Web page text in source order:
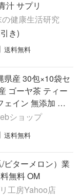
汁 サプリ
健康生活研究
き)
送料無料
県産 30包×10袋セ
ゴーヤ茶 ティー
ェイン 無添加 健
パック お茶 送
縄
ショップ
送料無料
ビターメロン）業
無料 OM
工房Yahoo店